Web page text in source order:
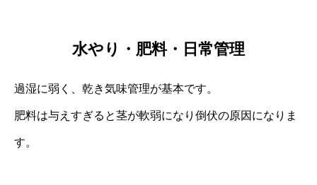
水やり・肥料・日常管理
過湿に弱く、乾き気味管理が基本です。
肥料は与えすぎると茎が軟弱になり倒伏の原因になりま
す。